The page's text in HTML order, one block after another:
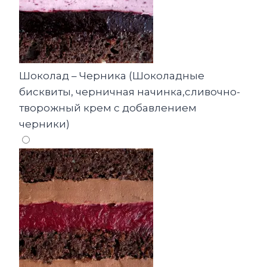
Шоколад – Черника (Шоколадные
бисквиты, черничная начинка,сливочно-
творожный крем с добавлением
черники)